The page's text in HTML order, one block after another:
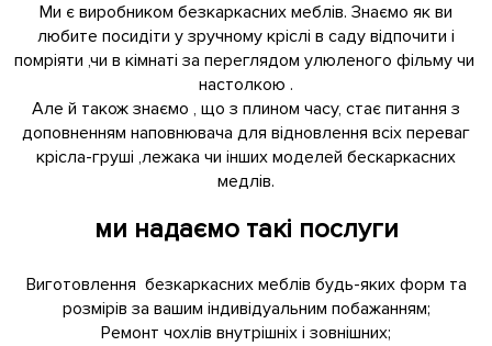
Ми є виробником безкаркасних меблів. Знаємо як ви
любите посидіти у зручному кріслі в саду відпочити і
помріяти ,чи в кімнаті за переглядом улюленого фільму чи
настолкою .
Але й також знаємо , що з плином часу, стає питання з
доповненням наповнювача для відновлення всіх переваг
крісла-груші ,лежака чи інших моделей бескаркасних
медлів.
ми надаємо такі послуги
Виготовлення безкаркасних меблів будь-яких форм та
розмірів за вашим індивідуальним побажанням;
Ремонт чохлів внутрішніх і зовнішних;